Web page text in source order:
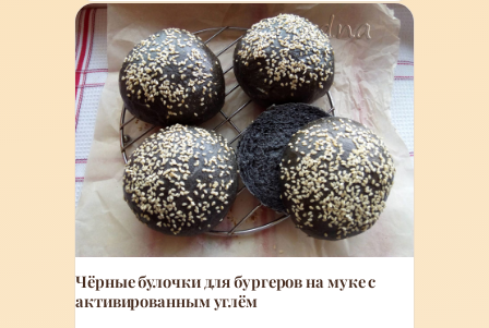
Чёрные булочки для бургеров на муке с
активированным углём